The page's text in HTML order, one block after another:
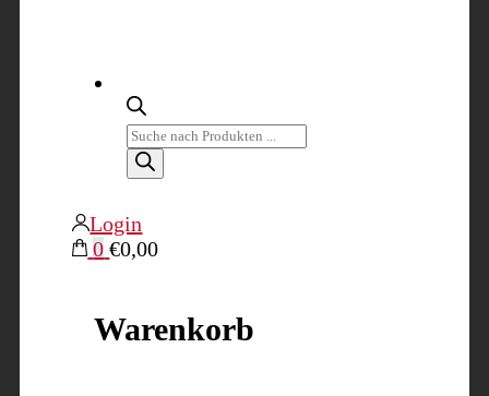
Products
search
Login
0 €0,00
Warenkorb